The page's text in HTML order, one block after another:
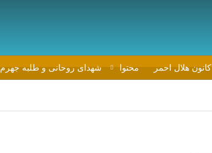
کانون هلال احمر محتوا شهدای روحانی و طلبه جهرم